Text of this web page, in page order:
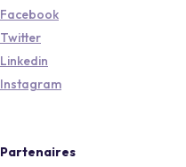
Facebook
Twitter
Linkedin
Instagram
Partenaires